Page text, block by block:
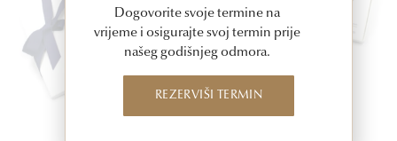
Dogovorite svoje termine na
vrijeme i osigurajte svoj termin prije
našeg godišnjeg odmora.
REZERVIŠI TERMIN